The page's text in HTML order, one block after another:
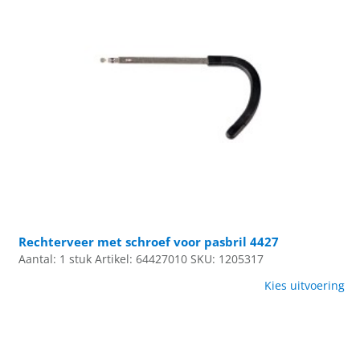
Rechterveer met schroef voor pasbril 4427
Aantal: 1 stuk Artikel: 64427010 SKU: 1205317
Kies uitvoering